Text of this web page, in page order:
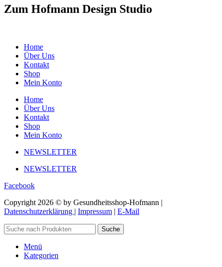
Zum Hofmann Design Studio
Home
Über Uns
Kontakt
Shop
Mein Konto
Home
Über Uns
Kontakt
Shop
Mein Konto
NEWSLETTER
NEWSLETTER
Facebook
Copyright 2026 © by Gesundheitsshop-Hofmann |
Datenschutzerklärung | Impressum | E-Mail
Suche
Menü
Kategorien